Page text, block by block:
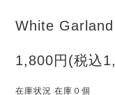
White
1,800円(税込
在庫状況 在庫０個